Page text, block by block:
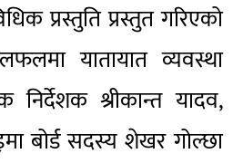
प्रस्तुति प्रस्तुत गरिएको
यातायात व्यवस्था
निर्देशक श्रीकान्त यादव,
बोर्ड सदस्य शेखर गोल्छा